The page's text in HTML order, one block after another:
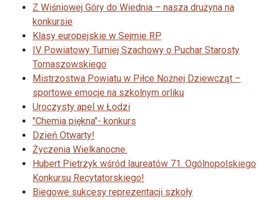
Z Wiśniowej Góry do Wiednia – nasza drużyna na
konkursie
Klasy europejskie w Sejmie RP
IV Powiatowy Turniej Szachowy o Puchar Starosty
Tomaszowskiego
Mistrzostwa Powiatu w Piłce Nożnej Dziewcząt –
sportowe emocje na szkolnym orliku
Uroczysty apel w Łodzi
"Chemia piękna"- konkurs
Dzień Otwarty!
Życzenia Wielkanocne.
Hubert Pietrzyk wśród laureatów 71. Ogólnopolskiego
Konkursu Recytatorskiego!
Biegowe sukcesy reprezentacji szkoły